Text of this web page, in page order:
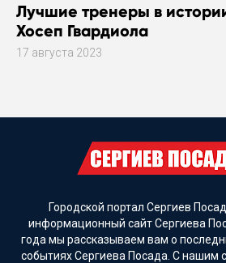
Лучшие тренеры в
Хосеп Гвардиола
17 августа 2023
Городской портал Сергиев
информационный сайт Сергиева
года мы рассказываем вам о
событиях Сергиева Посада. С нашим